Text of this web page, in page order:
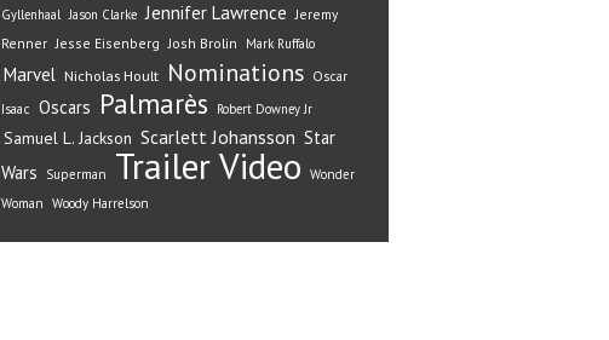
Gyllenhaal Jason Clarke Jennifer Lawrence Jeremy
Renner Jesse Eisenberg Josh Brolin Mark Ruffalo
Marvel Nicholas Hoult Nominations Oscar
Isaac Oscars Palmarès Robert Downey Jr
Samuel L. Jackson Scarlett Johansson Star
Wars
Superman TrailerVideo Wonder
Woman Woody Harrelson